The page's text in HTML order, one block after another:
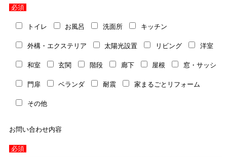
必須
トイレ お風呂 洗面所 キッチン
外構・エクステリア 太陽光設置 リビング 洋室
和室 玄関 階段 廊下 屋根 窓・サッシ
門扉 ベランダ 耐震 家まるごとリフォーム
その他
お問い合わせ内容
必須